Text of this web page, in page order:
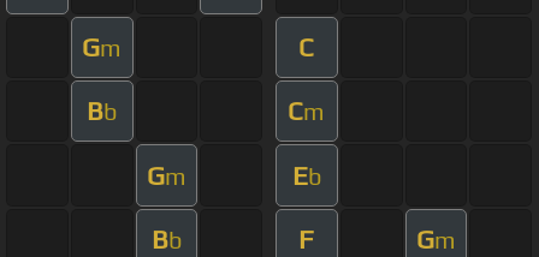
Gm C
Bb Cm
Gm Eb
Bb F Gm